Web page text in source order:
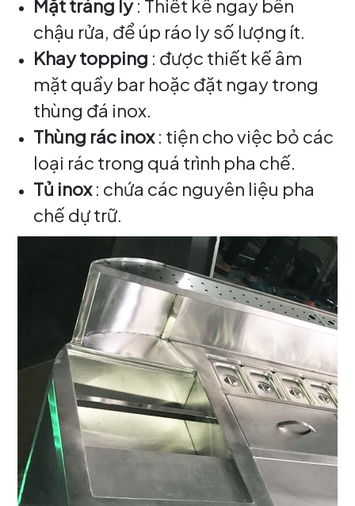
Mặt tráng ly: Thiết kế ngay bên
chậu rửa, để úp ráo ly số lượng ít.
Khay topping : được thiết kế âm
mặt quầy bar hoặc đặt ngay trong
thùng đá inox.
Thùng rác inox: tiện cho việc bỏ các
loại rác trong quá trình pha chế.
Tủ inox: chứa các nguyên liệu pha
chế dự trữ.